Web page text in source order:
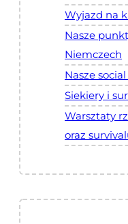
Wyjazd na
Nasze
Niemczech
Nasze
Siekiery i
Warsztaty
oraz